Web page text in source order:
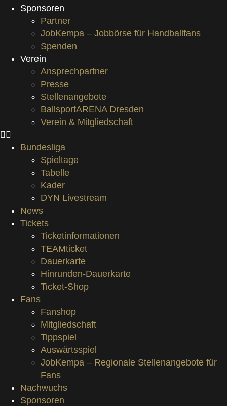
Sponsoren
Partner
JobKempa – Jobbörse für Handballfans
Spenden
Verein
Ansprechpartner
Presse
Stellenangebote
BallsportARENA Dresden
Verein & Mitgliedschaft
Bundesliga
Spieltage
Tabelle
Kader
DYN Livestream
News
Tickets
Ticketinformationen
TEAMticket
Dauerkarte
Hinrunden-Dauerkarte
Ticket-Shop
Fans
Fanshop
Mitgliedschaft
Tippspiel
Auswärtsspiel
JobKempa – Regionale Stellenangebote für
Fans
Nachwuchs
Sponsoren